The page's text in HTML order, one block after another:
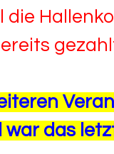
die
war das